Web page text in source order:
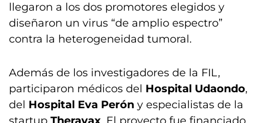
llegaron a los dos promotores elegidos y
diseñaron un virus “de amplio espectro”
contra la heterogeneidad tumoral.
Además de los investigadores de la FIL,
participaron médicos del Hospital Udaondo,
del Hospital Eva Perón y especialistas de la